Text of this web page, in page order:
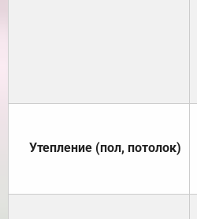
Утепление (пол, потолок)